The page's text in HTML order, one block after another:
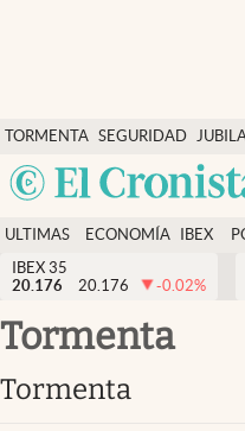
TORMENTA SEGURIDAD
SOCIAL
Economía y finanzas
Política
Actualidad
Criptomonedas
España
ULTIMAS
NOTICIAS
ECONOMÍA
FINANZAS
IBEX
EURO
IBEX 35
20.176
20.176 -0.02%
Tormenta
Tormenta